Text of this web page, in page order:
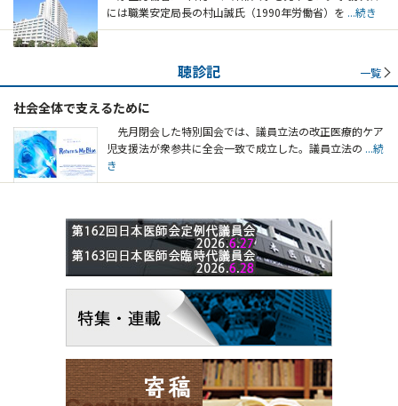
には職業安定局長の村山誠氏（1990年労働省）を ...続き
聴診記 一覧
社会全体で支えるために
先月閉会した特別国会では、議員立法の改正医療的ケア
児支援法が衆参共に全会一致で成立した。議員立法の ...続
き